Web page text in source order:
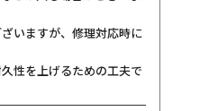
いますが、修理対応時に
性を上げるための工夫で